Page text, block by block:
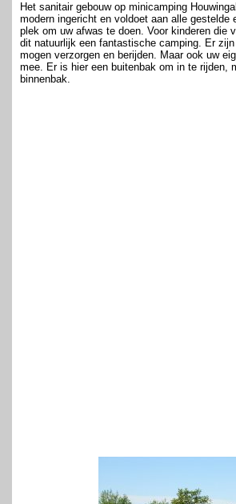
Het sanitair gebouw op minicamping
modern ingericht en voldoet aan alle gestelde
plek om uw afwas te doen. Voor kinderen die
dit natuurlijk een fantastische camping. Er zijn
mogen verzorgen en berijden. Maar ook uw
mee. Er is hier een buitenbak om in te rijden,
binnenbak.